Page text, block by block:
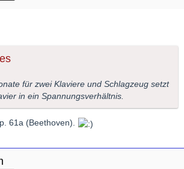
für zwei Klaviere und Schlagzeug setzt
in ein Spannungsverhältnis.
61a (Beethoven).